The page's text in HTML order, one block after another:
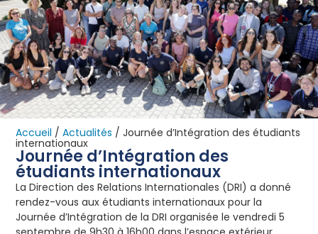
Accueil /Actualités /Journée d’Intégration des étudiants
internationaux
Journée d’Intégration des
étudiants internationaux
La Direction des Relations Internationales (DRI) a donné
rendez-vous aux étudiants internationaux pour la
Journée d’Intégration de la DRI organisée le vendredi 5